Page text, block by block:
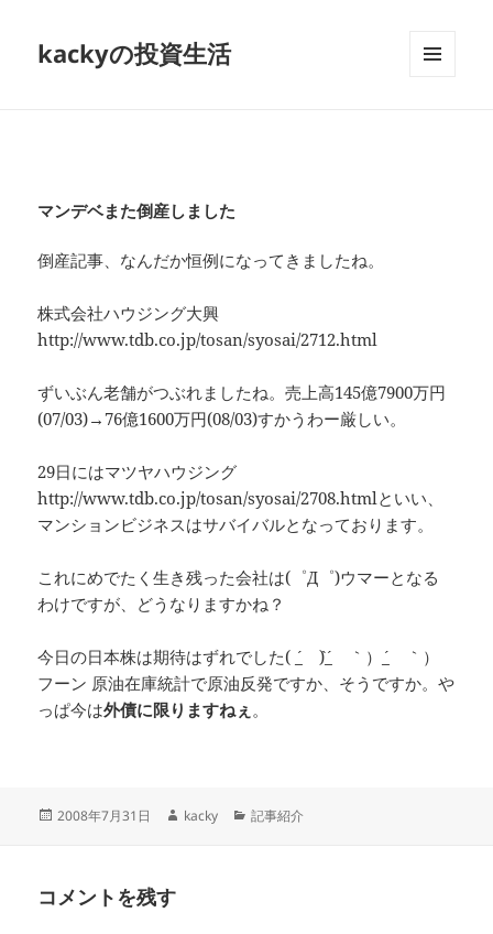
kackyの投資生活
マンデベまた倒産しました
倒産記事、なんだか恒例になってきましたね。
株式会社ハウジング大興
http://www.tdb.co.jp/tosan/syosai/2712.html
ずいぶん老舗がつぶれましたね。売上高145億7900万円
(07/03)→76億1600万円(08/03)すかうわー厳しい。
29日にはマツヤハウジング
http://www.tdb.co.jp/tosan/syosai/2708.htmlといい、
マンションビジネスはサバイバルとなっております。
これにめでたく生き残った会社は(゜Д゜)ウマーとなる
わけですが、どうなりますかね？
今日の日本株は期待はずれでした( ´_ゝ`)´_ゝ｀）´_ゝ｀）
フーン 原油在庫統計で原油反発ですか、そうですか。や
っぱ今は外債に限りますねぇ 。
投
2008年7月31日
作
kacky
カ
記事紹介
コメントを残す